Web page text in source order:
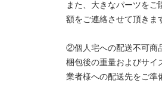
また、大きなパーツを
額をご連絡させて頂きま
②個人宅への配送不可商
梱包後の重量およびサイ
業者様への配送先をご準